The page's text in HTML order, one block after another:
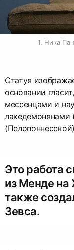
1. Ника
Статуя
основании
мессенцами и
лакедемонянами
Это работа
из Менде на
также
Зевса.